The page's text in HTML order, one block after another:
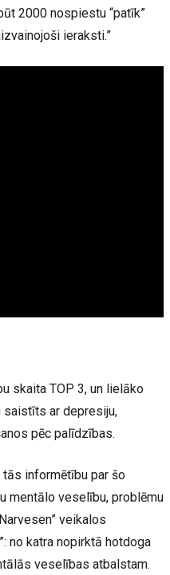
2000 nospiestu “patīk”
ieraksti.”
skaita TOP 3, un lielāko
saistīts ar depresiju,
pēc palīdzības.
informētību par šo
mentālo veselību, problēmu
veikalos
no katra nopirktā hotdoga
veselības atbalstam.